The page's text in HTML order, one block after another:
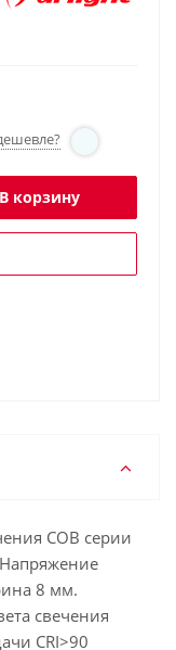
В корзину
COB серии
8 мм.
свечения
CRI>90